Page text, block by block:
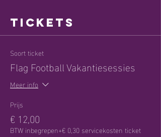
Tickets
Soort ticket
Flag Football Vakantiesessies
Meer info
Prijs
€ 12,00
BTW inbegrepen+€ 0,30 servicekosten ticket